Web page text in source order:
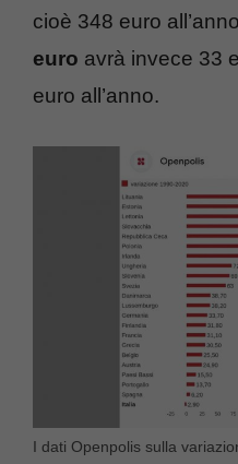
cioè 348 euro
euro avrà invece 33
euro all’anno.
I dati Openpolis sulla